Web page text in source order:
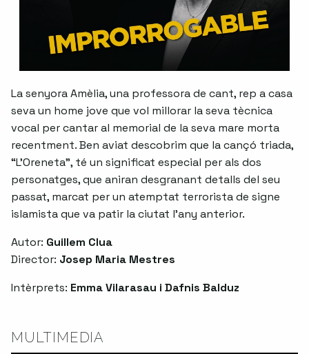
La senyora Amèlia, una professora de cant, rep a casa
seva un home jove que vol millorar la seva tècnica
vocal per cantar al memorial de la seva mare morta
recentment. Ben aviat descobrim que la cançó triada,
“L’Oreneta”, té un significat especial per als dos
personatges, que aniran desgranant detalls del seu
passat, marcat per un atemptat terrorista de signe
islamista que va patir la ciutat l’any anterior.
Autor: Guillem Clua
Director: Josep Maria Mestres
Intèrprets: Emma Vilarasau i Dafnis Balduz
MULTIMEDIA